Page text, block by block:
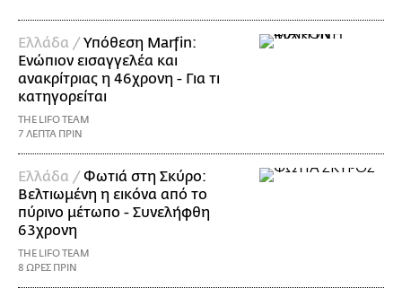
Ελλάδα /Υπόθεση Marfin:
Ενώπιον εισαγγελέα και
ανακρίτριας η 46χρονη - Για τι
κατηγορείται
THE LIFO TEAM
7 ΛΕΠΤΑ ΠΡΙΝ
Ελλάδα /Φωτιά στη Σκύρο:
Βελτιωμένη η εικόνα από το
πύρινο μέτωπο - Συνελήφθη
63χρονη
THE LIFO TEAM
8 ΩΡΕΣ ΠΡΙΝ